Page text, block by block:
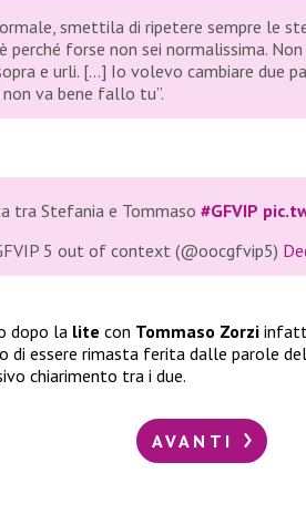
smettila di ripetere sempre le
perché forse non sei normalissima.
e urli. […] Io volevo cambiare due
va bene fallo tu”.
tra Stefania e Tommaso #GFVIP
5 out of context (@oocgfvip5)
dopo la lite con Tommaso Zorzi
di essere rimasta ferita dalle parole del
chiarimento tra i due.
AVANTI